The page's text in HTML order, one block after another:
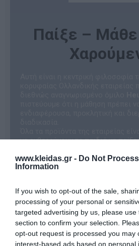
www.kleidas.gr - Do Not
Information
If you wish to opt-out of the sale,
processing of your personal or
targeted advertising by us, please
section to confirm your selection.
opt-out request is processed you may
interest-based ads based on personal
Παίξε –
να ενθαρρύνουν τα παιδιά να
αυτόν τον φυσικό τρόπο,
δεξιότητες και κατακτούν τη
την εκπαιδευτική εμπειρία σε μια
Γιατί να επιλέξετε τα
παιχνίδια Educo;
Η Educo ξεχωρίζει γιατί παρέχει
κατευθυντήριες γραμμέςγια τη
διδασκαλία. Τα προϊόντα της
κατηγοριοποιημένα σε ενότητες,